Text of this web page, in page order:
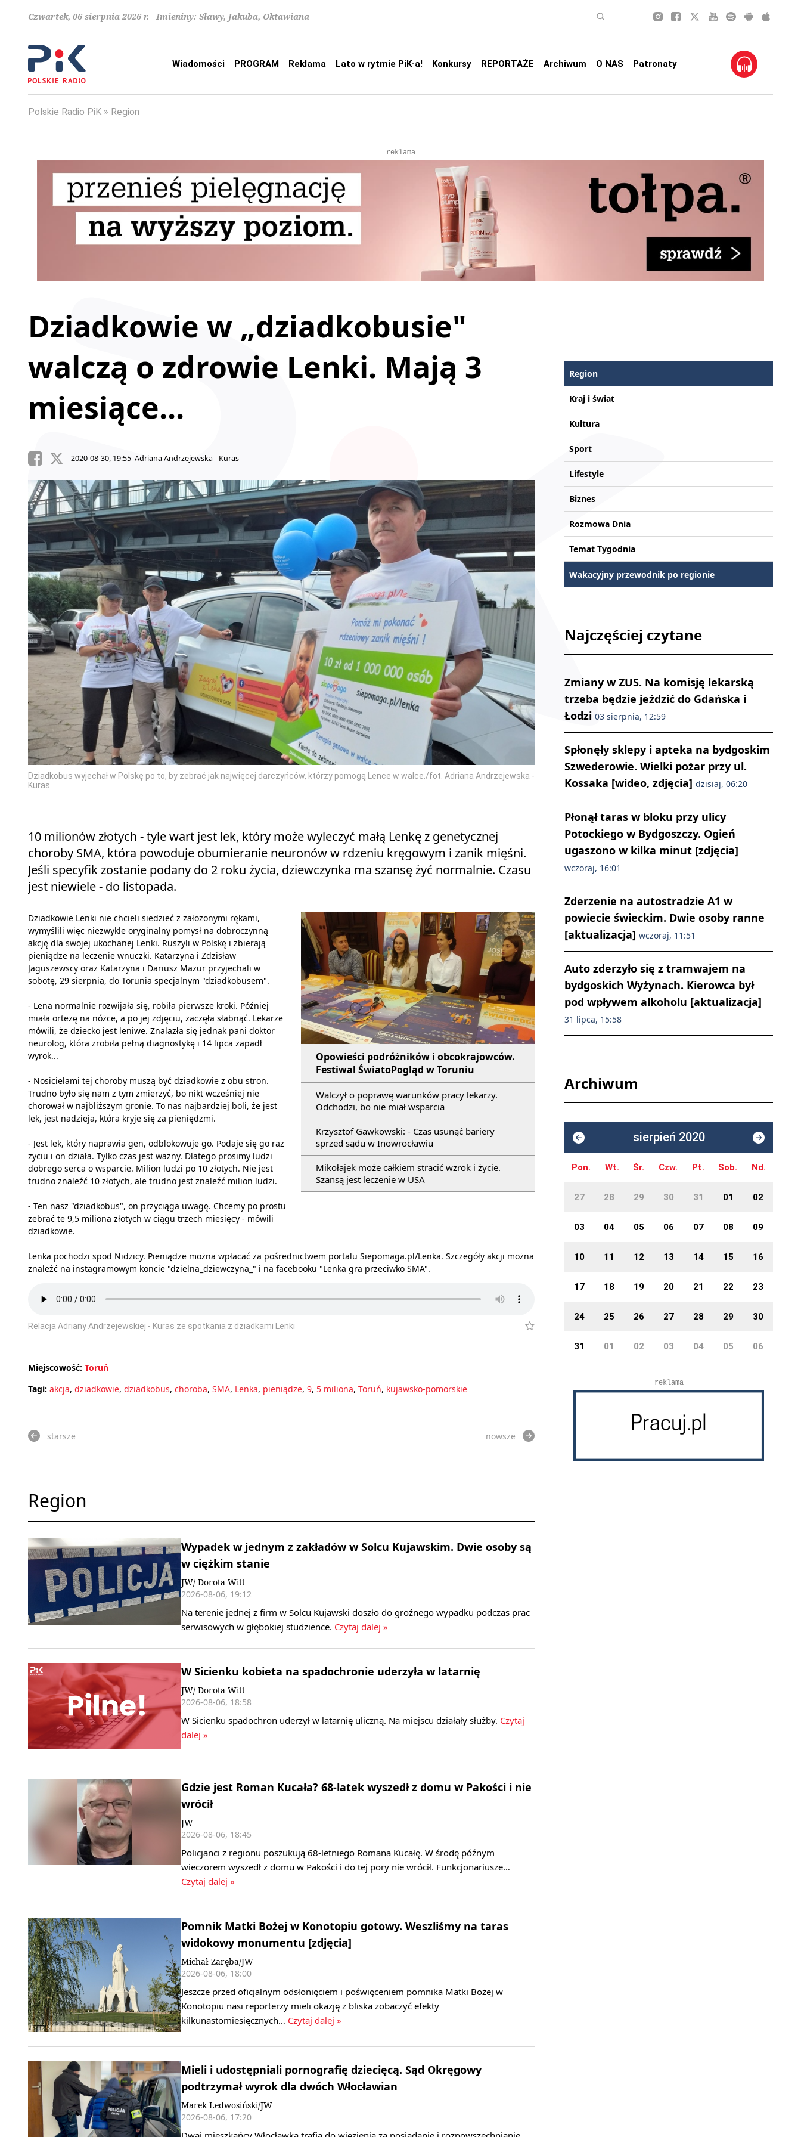
Czwartek, 06 sierpnia 2026 r. Imieniny: Sławy, Jakuba, Oktawiana
Wiadomości PROGRAM Reklama Lato w rytmie PiK-a! Konkursy REPORTAŻE Archiwum O NAS Patronaty
Polskie Radio PiK Region
reklama
Dziadkowie w „dziadkobusie"
walczą o zdrowie Lenki. Mają 3
miesiące...
2020-08-30, 19:55 Adriana Andrzejewska - Kuras
Dziadkobus wyjechał w Polskę po to, by zebrać jak najwięcej darczyńców, którzy pomogą Lence w walce./fot. Adriana Andrzejewska -
Kuras
10 milionów złotych - tyle wart jest lek, który może wyleczyć małą Lenkę z genetycznej
choroby SMA, która powoduje obumieranie neuronów w rdzeniu kręgowym i zanik mięśni.
Jeśli specyfik zostanie podany do 2 roku życia, dziewczynka ma szansę żyć normalnie. Czasu
jest niewiele - do listopada.
Opowieści podróżników i obcokrajowców.
Festiwal ŚwiatoPogląd w Toruniu
Walczył o poprawę warunków pracy lekarzy.
Odchodzi, bo nie miał wsparcia
Krzysztof Gawkowski: - Czas usunąć bariery
sprzed sądu w Inowrocławiu
Mikołajek może całkiem stracić wzrok i życie.
Szansą jest leczenie w USA
Dziadkowie Lenki nie chcieli siedzieć z założonymi rękami,
wymyślili więc niezwykle oryginalny pomysł na dobroczynną
akcję dla swojej ukochanej Lenki. Ruszyli w Polskę i zbierają
pieniądze na leczenie wnuczki. Katarzyna i Zdzisław
Jaguszewscy oraz Katarzyna i Dariusz Mazur przyjechali w
sobotę, 29 sierpnia, do Torunia specjalnym "dziadkobusem".
- Lena normalnie rozwijała się, robiła pierwsze kroki. Później
miała ortezę na nóżce, a po jej zdjęciu, zaczęła słabnąć. Lekarze
mówili, że dziecko jest leniwe. Znalazła się jednak pani doktor
neurolog, która zrobiła pełną diagnostykę i 14 lipca zapadł
wyrok...
- Nosicielami tej choroby muszą być dziadkowie z obu stron.
Trudno było się nam z tym zmierzyć, bo nikt wcześniej nie
chorował w najbliższym gronie. To nas najbardziej boli, że jest
lek, jest nadzieja, która kryje się za pieniędzmi.
- Jest lek, który naprawia gen, odblokowuje go. Podaje się go raz
życiu i on działa. Tylko czas jest ważny. Dlatego prosimy ludzi
dobrego serca o wsparcie. Milion ludzi po 10 złotych. Nie jest
trudno znaleźć 10 złotych, ale trudno jest znaleźć milion ludzi.
- Ten nasz "dziadkobus", on przyciąga uwagę. Chcemy po prostu
zebrać te 9,5 miliona złotych w ciągu trzech miesięcy - mówili
dziadkowie.
Lenka pochodzi spod Nidzicy. Pieniądze można wpłacać za pośrednictwem portalu Siepomaga.pl/Lenka. Szczegóły akcji można
znaleźć na instagramowym koncie "dzielna_dziewczyna_" i na facebooku "Lenka gra przeciwko SMA".
Relacja Adriany Andrzejewskiej - Kuras ze spotkania z dziadkami Lenki
Miejscowość: Toruń
Tagi: akcja, dziadkowie, dziadkobus, choroba, SMA, Lenka, pieniądze, 9, 5 miliona, Toruń, kujawsko-pomorskie
starsze nowsze
Region
Wypadek w jednym z zakładów w Solcu Kujawskim. Dwie osoby są
w ciężkim stanie
JW/ Dorota Witt
2026-08-06, 19:12
Na terenie jednej z firm w Solcu Kujawski doszło do groźnego wypadku podczas prac
serwisowych w głębokiej studzience. Czytaj dalej »
W Sicienku kobieta na spadochronie uderzyła w latarnię
JW/ Dorota Witt
2026-08-06, 18:58
W Sicienku spadochron uderzył w latarnię uliczną. Na miejscu działały służby. Czytaj
dalej »
Gdzie jest Roman Kucała? 68-latek wyszedł z domu w Pakości i nie
wrócił
JW
2026-08-06, 18:45
Policjanci z regionu poszukują 68-letniego Romana Kucałę. W środę późnym
wieczorem wyszedł z domu w Pakości i do tej pory nie wrócił. Funkcjonariusze…
Czytaj dalej »
Pomnik Matki Bożej w Konotopiu gotowy. Weszliśmy na taras
widokowy monumentu [zdjęcia]
Michał Zaręba/JW
2026-08-06, 18:00
Jeszcze przed oficjalnym odsłonięciem i poświęceniem pomnika Matki Bożej w
Konotopiu nasi reporterzy mieli okazję z bliska zobaczyć efekty
kilkunastomiesięcznych… Czytaj dalej »
Mieli i udostępniali pornografię dziecięcą. Sąd Okręgowy
podtrzymał wyrok dla dwóch Włocławian
Marek Ledwosiński/JW
2026-08-06, 17:20
Region
Kraj i świat
Kultura
Sport
Lifestyle
Biznes
Rozmowa Dnia
Temat Tygodnia
Wakacyjny przewodnik po regionie
Najczęściej czytane
Zmiany w ZUS. Na komisję lekarską
trzeba będzie jeździć do Gdańska i
Łodzi 03 sierpnia, 12:59
Spłonęły sklepy i apteka na bydgoskim
Szwederowie. Wielki pożar przy ul.
Kossaka [wideo, zdjęcia] dzisiaj, 06:20
Płonął taras w bloku przy ulicy
Potockiego w Bydgoszczy. Ogień
ugaszono w kilka minut [zdjęcia]
wczoraj, 16:01
Zderzenie na autostradzie A1 w
powiecie świeckim. Dwie osoby ranne
[aktualizacja] wczoraj, 11:51
Auto zderzyło się z tramwajem na
bydgoskich Wyżynach. Kierowca był
pod wpływem alkoholu [aktualizacja]
31 lipca, 15:58
Archiwum
sierpień 2020
Pon. Wt. Śr. Czw. Pt. Sob. Nd.
27 28 29 30 31 01 02
03 04 05 06 07 08 09
10 11 12 13 14 15 16
17 18 19 20 21 22 23
24 25 26 27 28 29 30
31 01 02 03 04 05 06
reklama